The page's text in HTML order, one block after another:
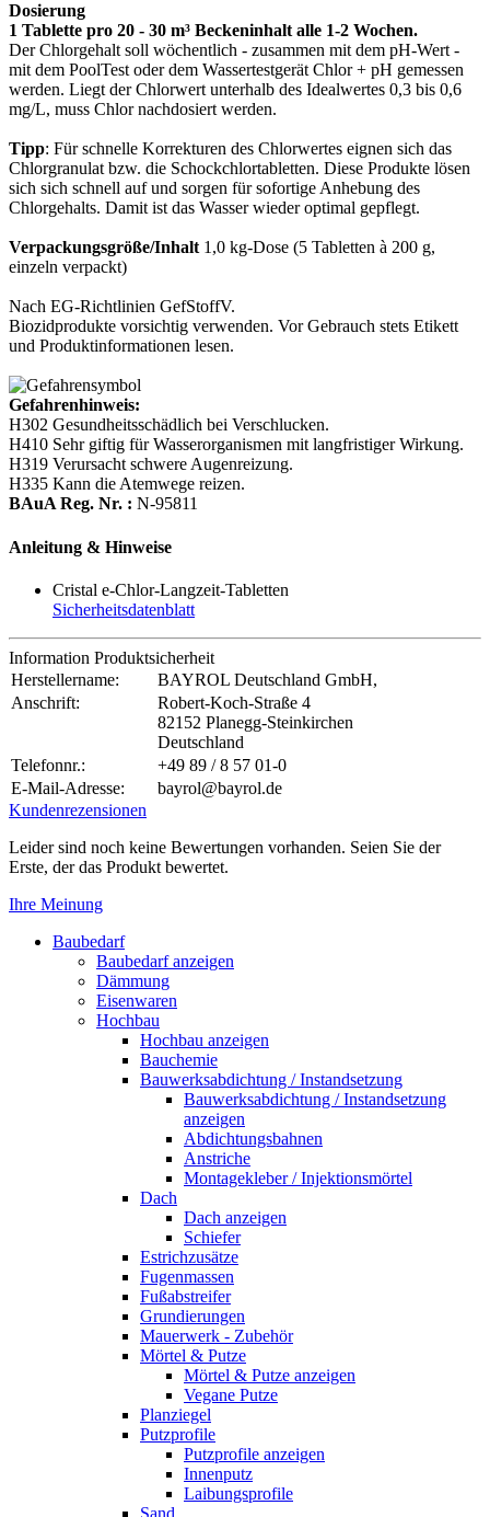
Dosierung
1 Tablette pro 20 - 30 m³ Beckeninhalt alle 1-2 Wochen.
Der Chlorgehalt soll wöchentlich - zusammen mit dem pH-Wert -
mit dem PoolTest oder dem Wassertestgerät Chlor + pH gemessen
werden. Liegt der Chlorwert unterhalb des Idealwertes 0,3 bis 0,6
mg/L, muss Chlor nachdosiert werden.
Tipp: Für schnelle Korrekturen des Chlorwertes eignen sich das
Chlorgranulat bzw. die Schockchlortabletten. Diese Produkte lösen
sich sich schnell auf und sorgen für sofortige Anhebung des
Chlorgehalts. Damit ist das Wasser wieder optimal gepflegt.
Verpackungsgröße/Inhalt1,0 kg-Dose (5 Tabletten à 200 g,
einzeln verpackt)
Nach EG-Richtlinien GefStoffV.
Biozidprodukte vorsichtig verwenden. Vor Gebrauch stets Etikett
und Produktinformationen lesen.
Gefahrenhinweis:
H302 Gesundheitsschädlich bei Verschlucken.
H410 Sehr giftig für Wasserorganismen mit langfristiger Wirkung.
H319 Verursacht schwere Augenreizung.
H335 Kann die Atemwege reizen.
BAuA Reg. Nr. : N-95811
Anleitung & Hinweise
Cristal e-Chlor-Langzeit-Tabletten
Sicherheitsdatenblatt
Information Produktsicherheit
Herstellername:
BAYROL Deutschland GmbH,
Anschrift:
Robert-Koch-Straße 4
82152 Planegg-Steinkirchen
Deutschland
Telefonnr.:
+49 89 / 8 57 01-0
E-Mail-Adresse:
bayrol@bayrol.de
Kundenrezensionen
Leider sind noch keine Bewertungen vorhanden. Seien Sie der
Erste, der das Produkt bewertet.
Ihre Meinung
Baubedarf
Baubedarf anzeigen
Dämmung
Eisenwaren
Hochbau
Hochbau anzeigen
Bauchemie
Bauwerksabdichtung / Instandsetzung
Bauwerksabdichtung / Instandsetzung
anzeigen
Abdichtungsbahnen
Anstriche
Montagekleber / Injektionsmörtel
Dach
Dach anzeigen
Schiefer
Estrichzusätze
Fugenmassen
Fußabstreifer
Grundierungen
Mauerwerk - Zubehör
Mörtel & Putze
Mörtel & Putze anzeigen
Vegane Putze
Planziegel
Putzprofile
Putzprofile anzeigen
Innenputz
Laibungsprofile
Sand